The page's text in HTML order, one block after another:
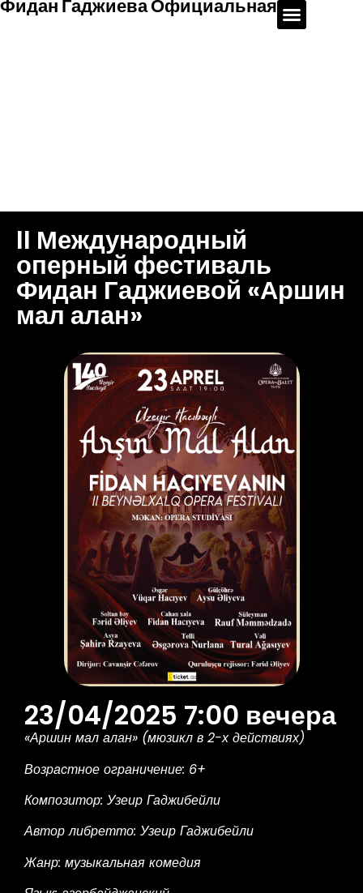
Фидан Гаджиева Официальная
II Международный
оперный фестиваль
Фидан Гаджиевой «Аршин
мал алан»
23/04/2025 7:00 вечера
«Аршин мал алан» (мюзикл в 2-х действиях)
Возрастное ограничение: 6+
Композитор: Узеир Гаджибейли
Автор либретто: Узеир Гаджибейли
Жанр: музыкальная комедия